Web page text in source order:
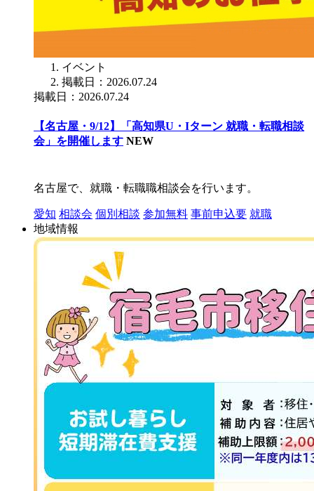
イベント
掲載日：2026.07.24
掲載日：2026.07.24
【名古屋・9/12】「高知県U・Iターン 就職・転職相談
会」を開催します NEW
名古屋で、就職・転職職相談会を行います。
愛知 相談会 個別相談 参加無料 事前申込要 就職
地域情報